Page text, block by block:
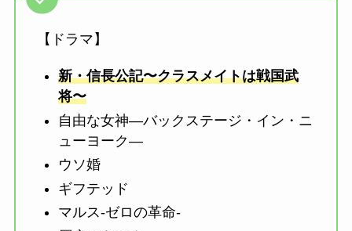
【ドラマ】
新・信長公記〜クラスメイトは戦国武
将〜
自由な女神―バックステージ・イン・ニ
ューヨーク―
ウソ婚
ギフテッド
マルス-ゼロの革命-